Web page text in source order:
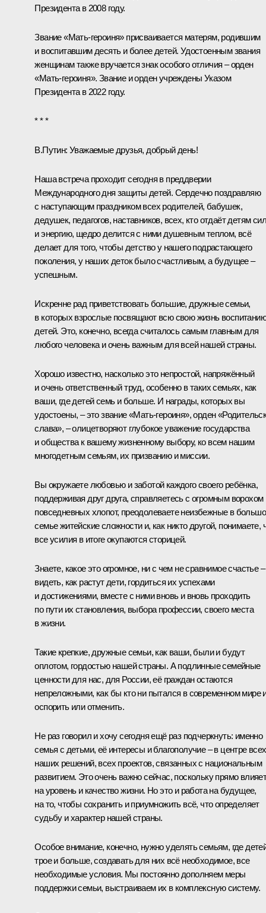
Президента в 2008 году.
Звание «Мать-героиня» присваивается матерям, родившим
и воспитавшим десять и более детей. Удостоенным звания
женщинам также вручается знак особого отличия – орден
«Мать-героиня». Звание и орден учреждены Указом
Президента в 2022 году.
* * *
В.Путин: Уважаемые друзья, добрый день!
Наша встреча проходит сегодня в преддверии
Международного дня защиты детей. Сердечно поздравляю
с наступающим праздником всех родителей, бабушек,
дедушек, педагогов, наставников, всех, кто отдаёт детям
и энергию, щедро делится с ними душевным теплом, всё
делает для того, чтобы детство у нашего подрастающего
поколения, у наших деток было счастливым, а будущее –
успешным.
Искренне рад приветствовать большие, дружные семьи,
в которых взрослые посвящают всю свою жизнь воспитанию
детей. Это, конечно, всегда считалось самым главным для
любого человека и очень важным для всей нашей страны.
Хорошо известно, насколько это непростой, напряжённый
и очень ответственный труд, особенно в таких семьях, как
ваши, где детей семь и больше. И награды, которых вы
удостоены, – это звание «Мать-героиня», орден
слава», – олицетворяют глубокое уважение государства
и общества к вашему жизненному выбору, ко всем нашим
многодетным семьям, их призванию и миссии.
Вы окружаете любовью и заботой каждого своего ребёнка,
поддерживая друг друга, справляетесь с огромным ворохом
повседневных хлопот, преодолеваете неизбежные в
семье житейские сложности и, как никто другой, понимаете,
все усилия в итоге окупаются сторицей.
Знаете, какое это огромное, ни с чем не сравнимое счастье –
видеть, как растут дети, гордиться их успехами
и достижениями, вместе с ними вновь и вновь проходить
по пути их становления, выбора профессии, своего места
в жизни.
Такие крепкие, дружные семьи, как ваши, были и будут
оплотом, гордостью нашей страны. А подлинные семейные
ценности для нас, для России, её граждан остаются
непреложными, как бы кто ни пытался в современном мире
оспорить или отменить.
Не раз говорил и хочу сегодня ещё раз подчеркнуть: именно
семья с детьми, её интересы и благополучие – в центре всех
наших решений, всех проектов, связанных с национальным
развитием. Это очень важно сейчас, поскольку прямо
на уровень и качество жизни. Но это и работа на будущее,
на то, чтобы сохранить и приумножить всё, что определяет
судьбу и характер нашей страны.
Особое внимание, конечно, нужно уделять семьям, где
трое и больше, создавать для них всё необходимое, все
необходимые условия. Мы постоянно дополняем меры
поддержки семьи, выстраиваем их в комплексную систему.